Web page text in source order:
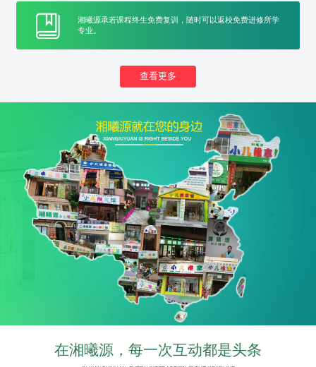
湘曦源承若课程终生免费复训，随时可以返校免费进修所学
专业。
查看更多
在湘曦源，每一次互动都是头条